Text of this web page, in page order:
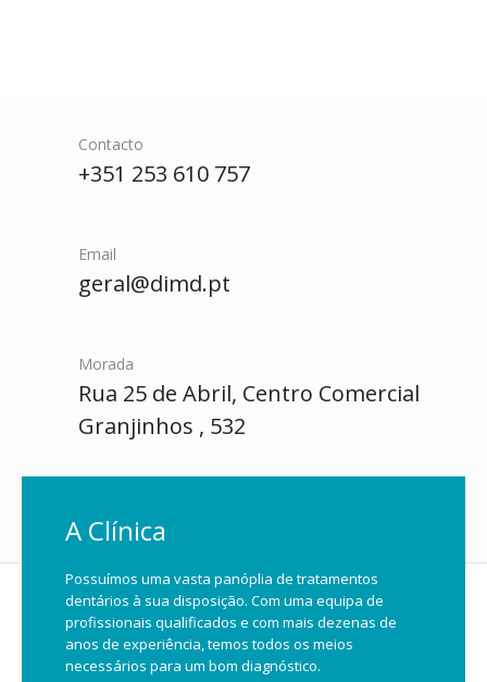
Contacto
+351 253 610 757
Email
geral@dimd.pt
Morada
Rua 25 de Abril, Centro Comercial
Granjinhos , 532
A Clínica
Possuímos uma vasta panóplia de tratamentos
dentários à sua disposição. Com uma equipa de
profissionais qualificados e com mais dezenas de
anos de experiência, temos todos os meios
necessários para um bom diagnóstico.